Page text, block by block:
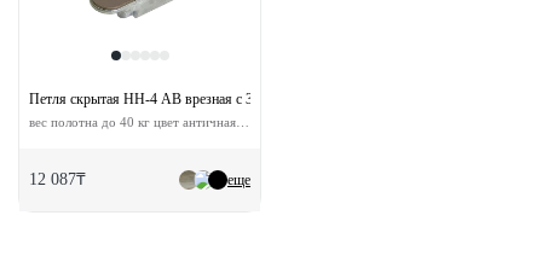
еще
Петля скрытая HH-4 AB врезная с 3D-регулировкой
12 087₸